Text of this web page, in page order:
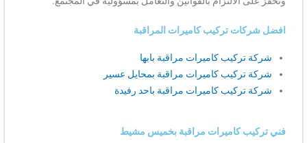
افضل شركات تركيب كاميرات المراقبة
شركة تركيب كاميرات مراقبة بابها
شركة تركيب كاميرات مراقبة بمحايل عسير
شركة تركيب كاميرات مراقبة باحد رفيدة
فني تركيب كاميرات مراقبة بخميس مشيط